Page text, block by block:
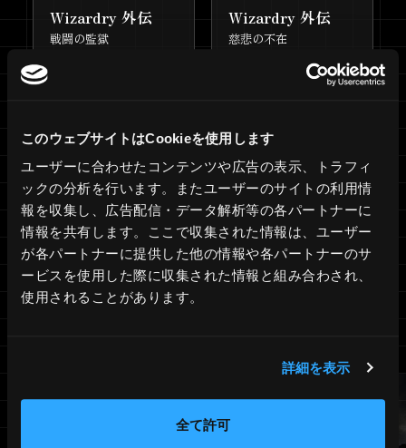
このウェブサイトはCookieを使用します
ユーザーに合わせたコンテンツや広告の表示、トラフィ
ックの分析を行います。またユーザーのサイトの利用情
報を収集し、広告配信・データ解析等の各パートナーに
情報を共有します。ここで収集された情報は、ユーザー
が各パートナーに提供した他の情報や各パートナーのサ
ービスを使用した際に収集された情報と組み合わされ、
使用されることがあります。
詳細を表示
全て許可
ップ決定！ 全国各地の書店で順
次開催
コミックス『ブレイド＆バスタ
2025.10.15
『Wizardry Variants Daphne』
サービス開始1周年！各種キャン
ペーンを開催
2025.10.13
Wizardry 44th anniversary
SALE開催！
2025.10.2
『Wizardry Variants Daphne 設
定画集』12月25日発売決定！
周年に先駆け「黎明前夜祭記念キ
ャンペーン」を開催！
TGS2025 物販ラインナップ一覧
を公開！
Wizardry 外伝
戦闘の監獄
Wizardry 外伝
慈悲の不在
Wizardry
囚われし亡霊の街
Wizardry